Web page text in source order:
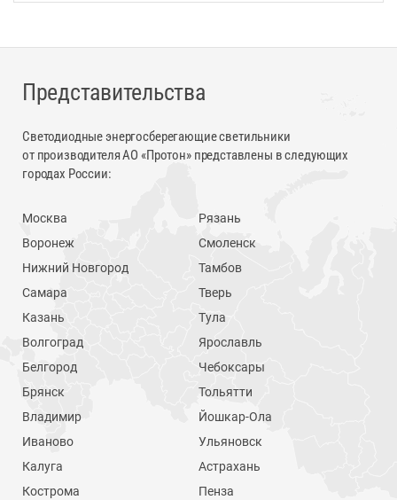
Представительства
Светодиодные энергосберегающие светильники
от производителя АО «Протон» представлены в следующих
городах России:
Москва
Воронеж
Нижний Новгород
Самара
Казань
Волгоград
Белгород
Брянск
Владимир
Иваново
Калуга
Кострома
Рязань
Смоленск
Тамбов
Тверь
Тула
Ярославль
Чебоксары
Тольятти
Йошкар-Ола
Ульяновск
Астрахань
Пенза